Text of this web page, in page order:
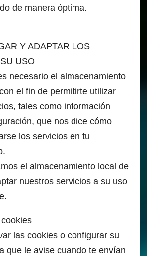
de manera óptima.
Y ADAPTAR LOS
USO
necesario el almacenamiento
el fin de permitirte utilizar
tales como información
que nos dice cómo
los servicios en tu
el almacenamiento local de
nuestros servicios a su uso
las cookies o configurar su
que le avise cuando te envían